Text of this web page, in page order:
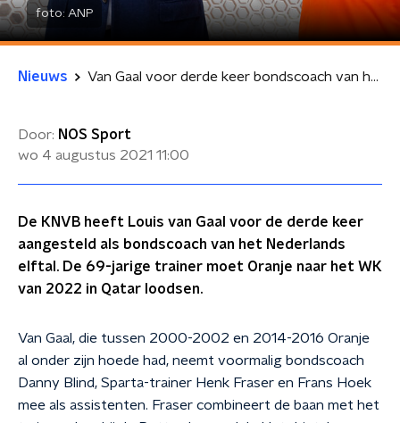
foto: ANP
Nieuws Van Gaal voor derde keer bondscoach van het Nederlands elftal
Door: NOS Sport
wo 4 augustus 2021 11:00
De KNVB heeft Louis van Gaal voor de derde keer
aangesteld als bondscoach van het Nederlands
elftal. De 69-jarige trainer moet Oranje naar het WK
van 2022 in Qatar loodsen.
Van Gaal, die tussen 2000-2002 en 2014-2016 Oranje
al onder zijn hoede had, neemt voormalig bondscoach
Danny Blind, Sparta-trainer Henk Fraser en Frans Hoek
mee als assistenten. Fraser combineert de baan met het